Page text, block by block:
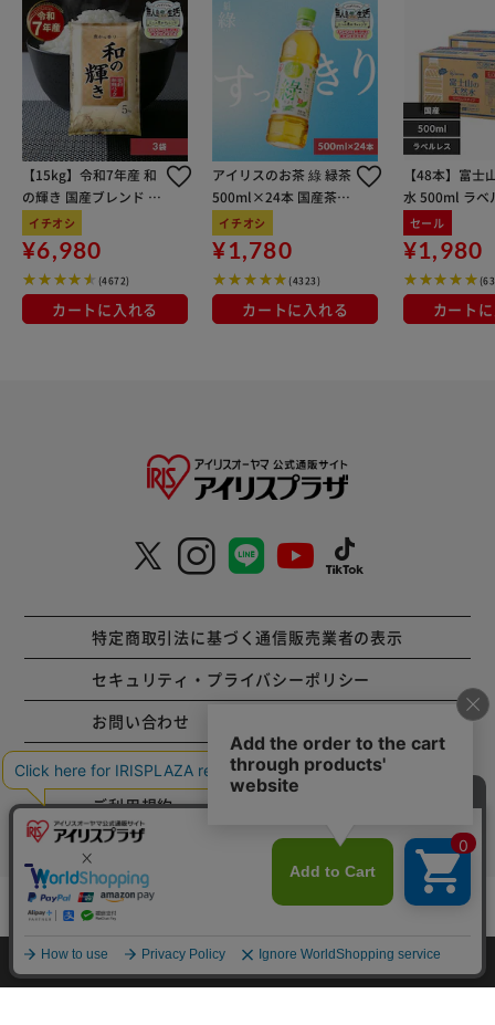
在庫切れ mail_outline入荷したらメールでお知らせ
【15kg】令和7年産 和
の輝き 国産ブレンド 5
kg×3袋
イチオシ
¥6,980
(4672)
カートに入れる
アイリスのお茶 綠 緑茶
500ml×24本 国産茶葉
100％使用
イチオシ
¥1,780
(4323)
カートに入れる
【48本】富士
水 500ml ラベ
セール
¥1,980
カート
特定商取引法に基づく通信販売業者の表示
セキュリティ・プライバシーポリシー
お問い合わせ
ご利用方法
ご利用規約
HOME 探す ログイン お気に入り お知らせ